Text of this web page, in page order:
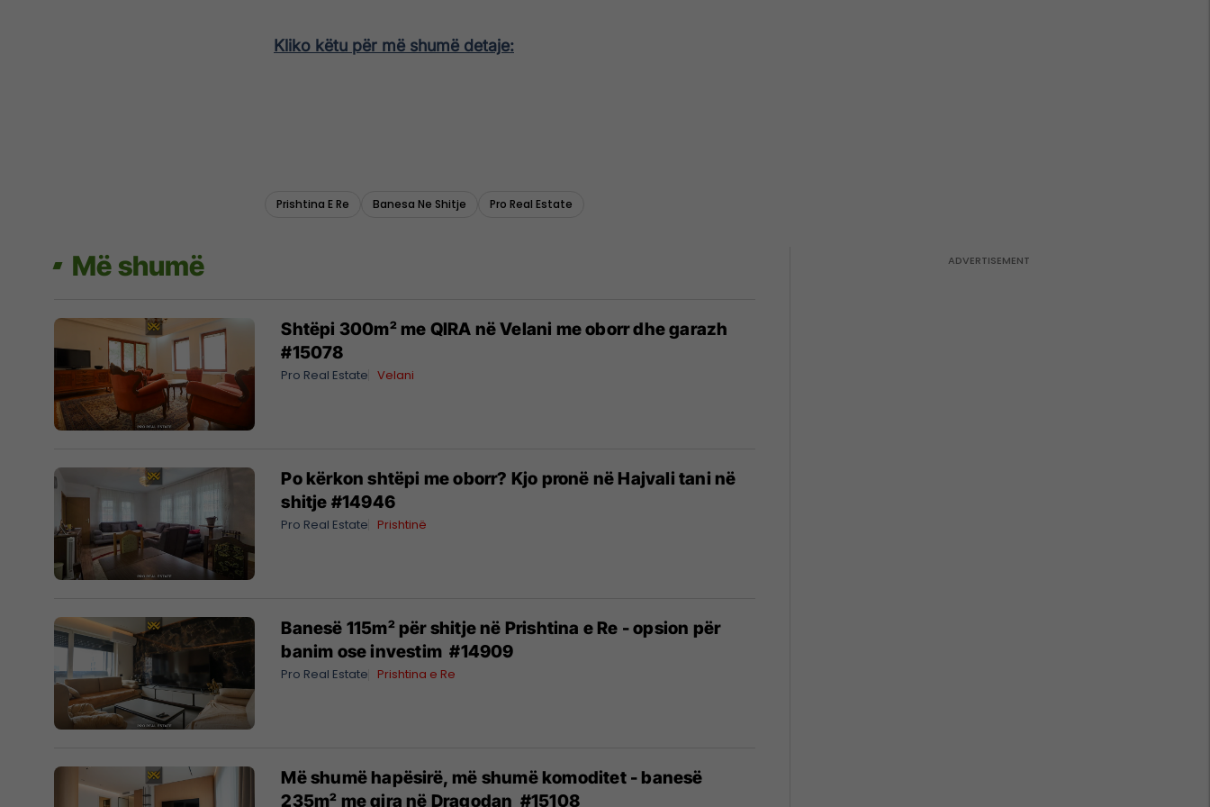
Kliko këtu për më shumë detaje:
Prishtina E Re Banesa Ne Shitje Pro Real Estate
Më shumë
Shtëpi 300m² me QIRA në Velani me oborr dhe garazh
#15078
Pro Real Estate Velani
Po kërkon shtëpi me oborr? Kjo pronë në Hajvali tani në
shitje #14946
Pro Real Estate Prishtinë
Banesë 115m² për shitje në Prishtina e Re - opsion për
banim ose investim #14909
Pro Real Estate Prishtina e Re
Më shumë hapësirë, më shumë komoditet - banesë
235m² me qira në Dragodan #15108